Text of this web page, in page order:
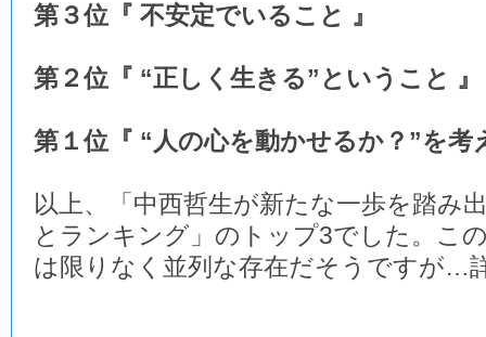
第３位『 不安定でいること 』
第２位『 “正しく生きる”ということ 』
第１位『 “人の心を動かせるか？”を考
以上、「中西哲生が新たな一歩を踏み
とランキング」のトップ3でした。こ
は限りなく並列な存在だそうですが…